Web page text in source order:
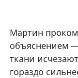
Мартин
объяснением
ткани
гораздо